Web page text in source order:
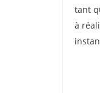
tant
à